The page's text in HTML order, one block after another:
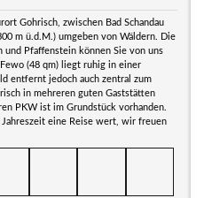
Gohrisch, zwischen Bad Schandau
m ü.d.M.) umgeben von Wäldern. Die
und Pfaffenstein können Sie von uns
(48 qm) liegt ruhig in einer
entfernt jedoch auch zentral zum
in mehreren guten Gaststätten
PKW ist im Grundstück vorhanden.
eine Reise wert, wir freuen